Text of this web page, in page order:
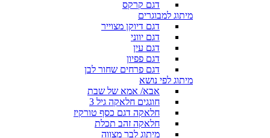
דגם קרקס
מיתוג למבוגרים
דגם דיוקן מצוייר
דגם יווני
דגם עין
דגם פפיון
דגם פרחים שחור לבן
מיתוג לפי נושא
אבא/ אמא של שבת
חוגגים חלאקה גיל 3
חלאקה דגם כסף טורקיז
חלאקה זהב תכלת
מיתוג לבר מצווה